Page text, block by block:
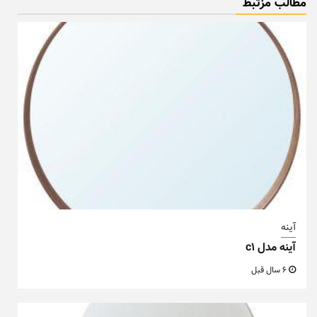
آینه
آینه مدل c1